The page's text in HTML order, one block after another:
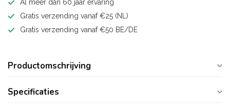
Al meer dan 60 jaar ervaring
Gratis verzending vanaf €25 (NL)
Gratis verzending vanaf €50 BE/DE
Productomschrijving
Specificaties